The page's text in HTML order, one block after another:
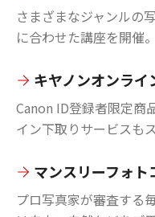
さまざまなジャンルの
に合わせた講座を開催。
キヤノンオンライ
Canon ID登録者限定商
イン下取りサービスも
マンスリーフォト
プロ写真家が審査する